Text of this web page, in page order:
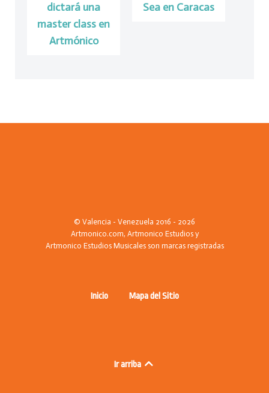
dictará una
master class en
Artmónico
Sea en Caracas
© Valencia - Venezuela 2016 - 2026
Artmonico.com, Artmonico Estudios y
Artmonico Estudios Musicales son marcas registradas
Inicio Mapa del Sitio
Ir arriba